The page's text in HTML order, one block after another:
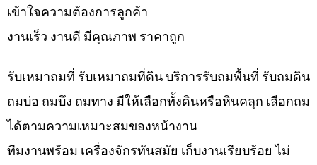
เข้าใจความต้องการลูกค้า
งานเร็ว งานดี มีคุณภาพ ราคาถูก
รับเหมาถมที่ รับเหมาถมที่ดิน บริการรับถมพื้นที่ รับถมดิน
ถมบ่อ ถมบึง ถมทาง มีให้เลือกทั้งดินหรือหินคลุก เลือกถม
ได้ตามความเหมาะสมของหน้างาน
ทีมงานพร้อม เครื่องจักรทันสมัย เก็บงานเรียบร้อย ไม่